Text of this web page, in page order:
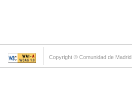
Copyright © Comunidad de Madrid.